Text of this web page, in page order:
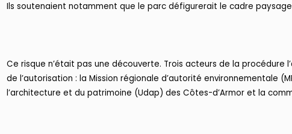
Ils soutenaient notamment que le parc défigurerait le cadre
Ce risque n’était pas une découverte. Trois acteurs de la procédure
de l’autorisation : la Mission régionale d’autorité environnementale
l’architecture et du patrimoine (Udap) des Côtes-d’Armor et la